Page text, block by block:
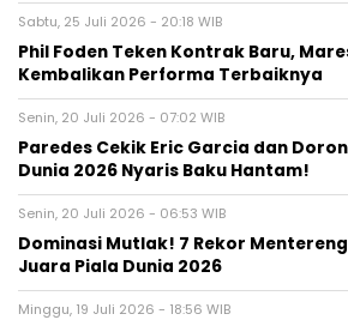
Sabtu, 25 Juli 2026 - 20:18 WIB
Phil Foden Teken Kontrak Baru,
Kembalikan Performa Terbaiknya
Senin, 20 Juli 2026 - 07:02 WIB
Paredes Cekik Eric Garcia dan
Dunia 2026 Nyaris Baku Hantam!
Senin, 20 Juli 2026 - 06:53 WIB
Dominasi Mutlak! 7 Rekor
Juara Piala Dunia 2026
Minggu, 19 Juli 2026 - 18:56 WIB